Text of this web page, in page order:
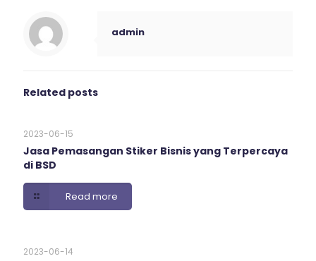
admin
Related posts
2023-06-15
Jasa Pemasangan Stiker Bisnis yang Terpercaya
di BSD
Read more
2023-06-14